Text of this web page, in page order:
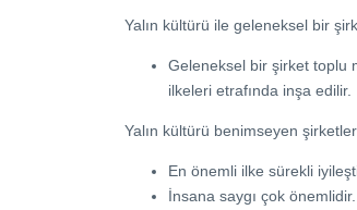
Yalın kültürü ile geleneksel bir
Geleneksel bir şirket toplu
ilkeleri etrafında inşa edilir.
Yalın kültürü benimseyen
En önemli ilke sürekli
İnsana saygı çok önemlidir.